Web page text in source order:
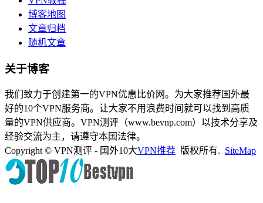
博客地图
文章归档
随机文章
关于博客
我们致力于创建第一的VPN优惠比价网。为大家推荐国外最
好的10个VPN服务商。让大家不用浪费时间就可以找到高质
量的VPN供应商。VPN测评（www.bevnp.com）以技术分享及
经验交流为主，请遵守本国法律。
Copyright © VPN测评 - 国外10大VPN推荐 版权所有. SiteMap